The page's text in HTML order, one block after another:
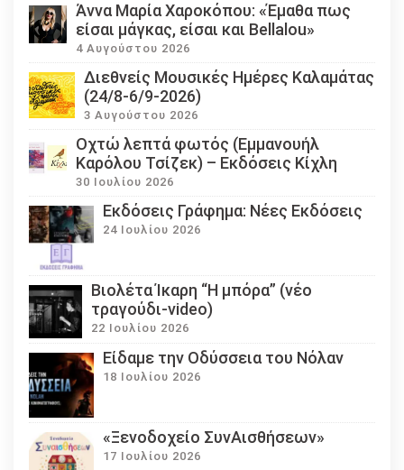
Άννα Μαρία Χαροκόπου: «Έμαθα πως
είσαι μάγκας, είσαι και Bellalou»
4 Αυγούστου 2026
Διεθνείς Μουσικές Ημέρες Καλαμάτας
(24/8-6/9-2026)
3 Αυγούστου 2026
Οχτώ λεπτά φωτός (Εμμανουήλ
Καρόλου Τσίζεκ) – Εκδόσεις Κίχλη
30 Ιουλίου 2026
Εκδόσεις Γράφημα: Νέες Εκδόσεις
24 Ιουλίου 2026
Βιολέτα Ίκαρη “Η μπόρα” (νέο
τραγούδι-video)
22 Ιουλίου 2026
Eίδαμε την Οδύσσεια του Νόλαν
18 Ιουλίου 2026
«Ξενοδοχείο ΣυνΑισθήσεων»
17 Ιουλίου 2026